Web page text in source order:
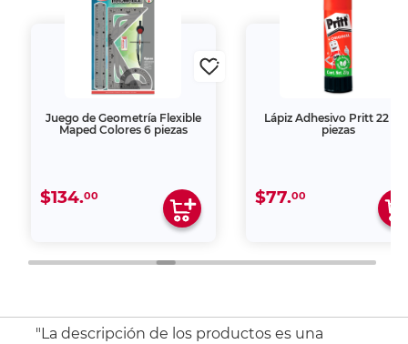
Juego de Geometría Flexible
Maped Colores 6 piezas
$134.00
Lápiz Adhesivo Pritt 22 gr
piezas
$77.00
"La descripción de los productos es una